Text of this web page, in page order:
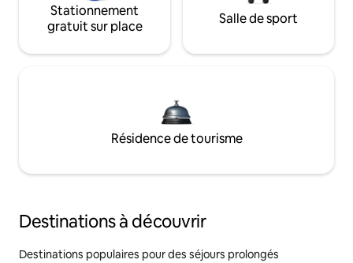
Stationnement
gratuit sur place
Salle de sport
Résidence de tourisme
Destinations à découvrir
Destinations populaires pour des séjours prolongés